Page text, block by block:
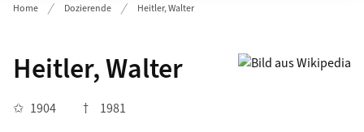
Home Dozierende Heitler, Walter
Heitler, Walter
✩ 1904 †
1981